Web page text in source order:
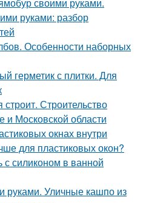
руками: разбор
Особенности наборных
герметик с плитки. Для
Строительство
и Московской области
окнах внутри
для пластиковых окон?
с силиконом в ванной
руками. Уличные кашпо из